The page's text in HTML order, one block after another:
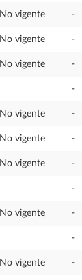
No vigente -
No vigente -
No vigente -
-
No vigente -
No vigente -
No vigente -
-
No vigente -
-
No vigente -